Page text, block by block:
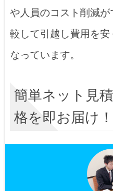
や人員のコスト削減
較して引越し費用を
なっています。
簡単ネット見
格を即お届け！